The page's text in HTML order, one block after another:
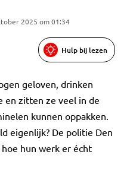
2025 om 01:34
Hulp bij lezen
geloven, drinken
en zitten ze veel in de
kunnen oppakken.
eigenlijk? De politie Den
hun werk er écht